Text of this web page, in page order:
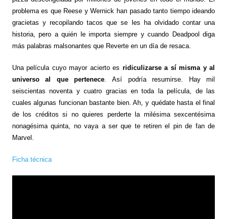
problema es que Reese y Wernick han pasado tanto tiempo ideando
gracietas y recopilando tacos que se les ha olvidado contar una
historia, pero a quién le importa siempre y cuando Deadpool diga
más palabras malsonantes que Reverte en un día de resaca.
Una película cuyo mayor acierto es ridiculizarse a sí misma y al
universo al que pertenece. Así podría resumirse. Hay mil
seiscientas noventa y cuatro gracias en toda la película, de las
cuales algunas funcionan bastante bien. Ah, y quédate hasta el final
de los créditos si no quieres perderte la milésima sexcentésima
nonagésima quinta, no vaya a ser que te retiren el pin de fan de
Marvel.
Ficha técnica